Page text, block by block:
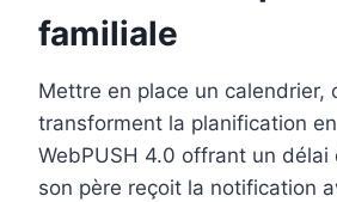
familiale
Mettre en place un calendrier,
transforment la planification
WebPUSH 4.0 offrant un
son père reçoit la notification